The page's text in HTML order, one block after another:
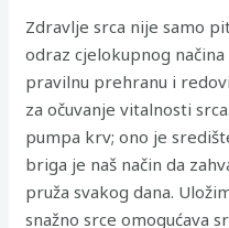
Zdravlje srca nije samo
odraz cjelokupnog
pravilnu prehranu i
za očuvanje vitalnosti
pumpa krv; ono je
briga je naš način da
pruža svakog dana.
snažno srce omogućava